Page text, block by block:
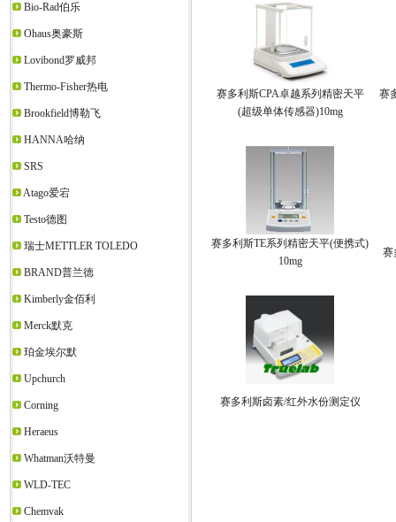
Bio-Rad伯乐
Ohaus奥豪斯
Lovibond罗威邦
Thermo-Fisher热电
Brookfield博勒飞
HANNA哈纳
SRS
Atago爱宕
Testo德图
瑞士METTLER TOLEDO
BRAND普兰德
Kimberly金佰利
Merck默克
珀金埃尔默
Upchurch
Corning
Heraeus
Whatman沃特曼
WLD-TEC
Chemvak
赛多利斯CPA卓越系列精密天平
(超级单体传感器)10mg
赛
赛多利斯TE系列精密天平(便携式)
10mg
赛
赛多利斯卤素/红外水份测定仪